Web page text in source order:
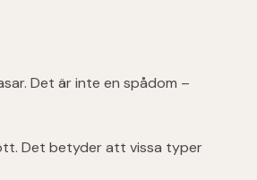
Det är inte en spådom –
Det betyder att vissa typer